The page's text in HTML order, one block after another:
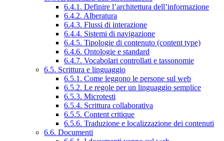
6.4.1. Definire l’architettura dell’informazione
6.4.2. Alberatura
6.4.3. Flussi di interazione
6.4.4. Sistemi di navigazione
6.4.5. Tipologie di contenuto (content type)
6.4.6. Ontologie e standard
6.4.7. Vocabolari controllati e tassonomie
6.5. Scrittura e linguaggio
6.5.1. Come leggono le persone sul web
6.5.2. Le regole per un linguaggio semplice
6.5.3. Microtesti
6.5.4. Scrittura collaborativa
6.5.5. Content critique
6.5.6. Traduzione e localizzazione dei contenuti
6.6. Documenti